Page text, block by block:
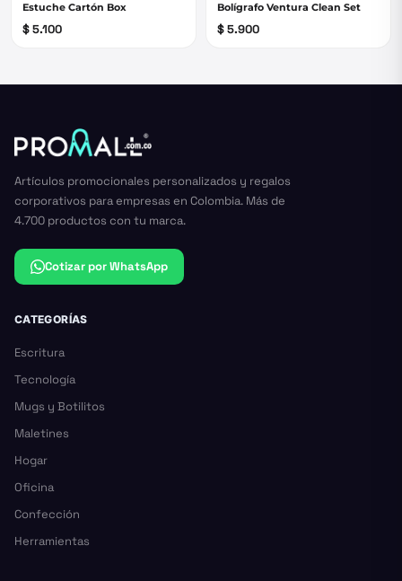
Estuche Cartón Box
$ 5.100
Bolígrafo Ventura Clean Set
$ 5.900
Artículos promocionales personalizados y regalos
corporativos para empresas en Colombia. Más de
4.700 productos con tu marca.
Cotizar por WhatsApp
CATEGORÍAS
Escritura
Tecnología
Mugs y Botilitos
Maletines
Hogar
Oficina
Confección
Herramientas